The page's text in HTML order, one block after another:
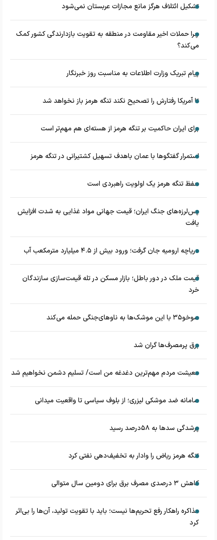
تشکیل ائتلاف هرگز مانع مجازات عربستان نمی‌شود
چرا حملات اخیر مقاومت در منطقه به تقویت بازدارندگی کشور کمک
می‌کند؟
پیام تبریک وزارت اطلاعات به مناسبت روز خبرنگار
تا آمریکا رفتارش را تصحیح نکند تنگه هرمز باز نخواهد شد
برای ایران حاکمیت بر تنگه هرمز از هسته‌ای هم مهم‌تر است
استمرار گفتگوها با عمان باهدف تسهیل کشتیرانی در تنگه هرمز
حفظ تنگه هرمز یک اولویت راهبردی است
پس‌لرزه‌های جنگ ایران؛ قیمت جهانی مواد غذایی به شدت افزایش
یافت
دریاچه ارومیه جان گرفت؛ ورود بیش از ۴.۵ میلیارد مترمکعب آب
قیمت ملک در دور باطل؛ بازار مسکن در تله قیمت‌سازی سازندگان
خرد
سوخو۳۵ با این موشک‌ها به ناوهای‌جنگی حمله می‌کند
برق پرمصرف‌ها گران شد
معیشت مردم مهم‌ترین دغدغه من است/ تسلیم دشمن نخواهیم شد
سامانه ضد موشکی لیزری؛ از بلوف سیاسی تا واقعیت میدانی
پرشدگی سدها به ۵۸درصد رسید
تنگه هرمز ریاض را وادار به تخفیف‌دهی نفتی کرد
کاهش ۳ درصدی مصرف برق برای دومین سال متوالی
مذاکره راهکار رفع تحریم‌ها نیست؛ باید با تقویت تولید، آن‌ها را بی‌اثر
کرد